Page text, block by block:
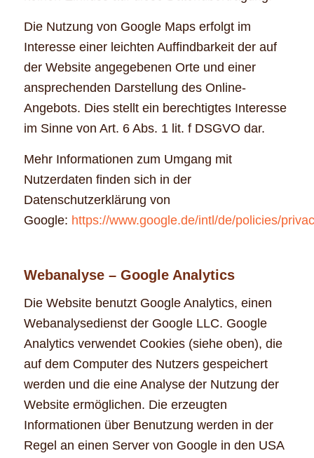
Die Nutzung von Google Maps erfolgt im
Interesse einer leichten Auffindbarkeit der auf
der Website angegebenen Orte und einer
ansprechenden Darstellung des Online-
Angebots. Dies stellt ein berechtigtes Interesse
im Sinne von Art. 6 Abs. 1 lit. f DSGVO dar.
Mehr Informationen zum Umgang mit
Nutzerdaten finden sich in der
Datenschutzerklärung von
Google: https://www.google.de/intl/de/policies/
Webanalyse – Google Analytics
Die Website benutzt Google Analytics, einen
Webanalysedienst der Google LLC. Google
Analytics verwendet Cookies (siehe oben), die
auf dem Computer des Nutzers gespeichert
werden und die eine Analyse der Nutzung der
Website ermöglichen. Die erzeugten
Informationen über Benutzung werden in der
Regel an einen Server von Google in den USA